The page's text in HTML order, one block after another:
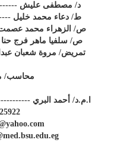
د/ مصطفى عليش
ط/ دعاء محمد خليل
ص/ الزهراء محمد
ص/ سلفيا ماهر فرج
تمريض/ مروة شعبان
محاسب/
ا.م.د/ أحمد البري